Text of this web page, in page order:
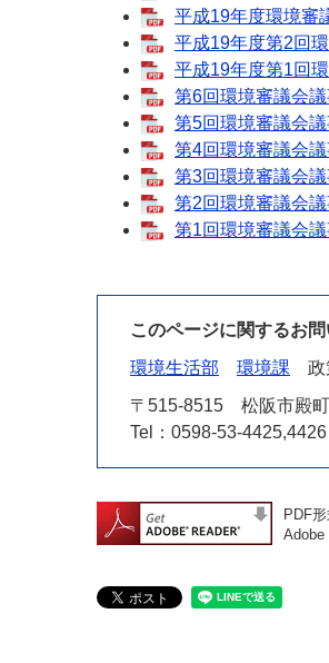
平成19年度環境審
平成19年度第2回
平成19年度第1回
第6回環境審議会
第5回環境審議会
第4回環境審議会
第3回環境審議会
第2回環境審議会
第1回環境審議会
このページに関するお
環境生活部
環境課
政
〒515-8515
松阪市殿
Tel：0598-53-4425,4426
PDF
Adobe